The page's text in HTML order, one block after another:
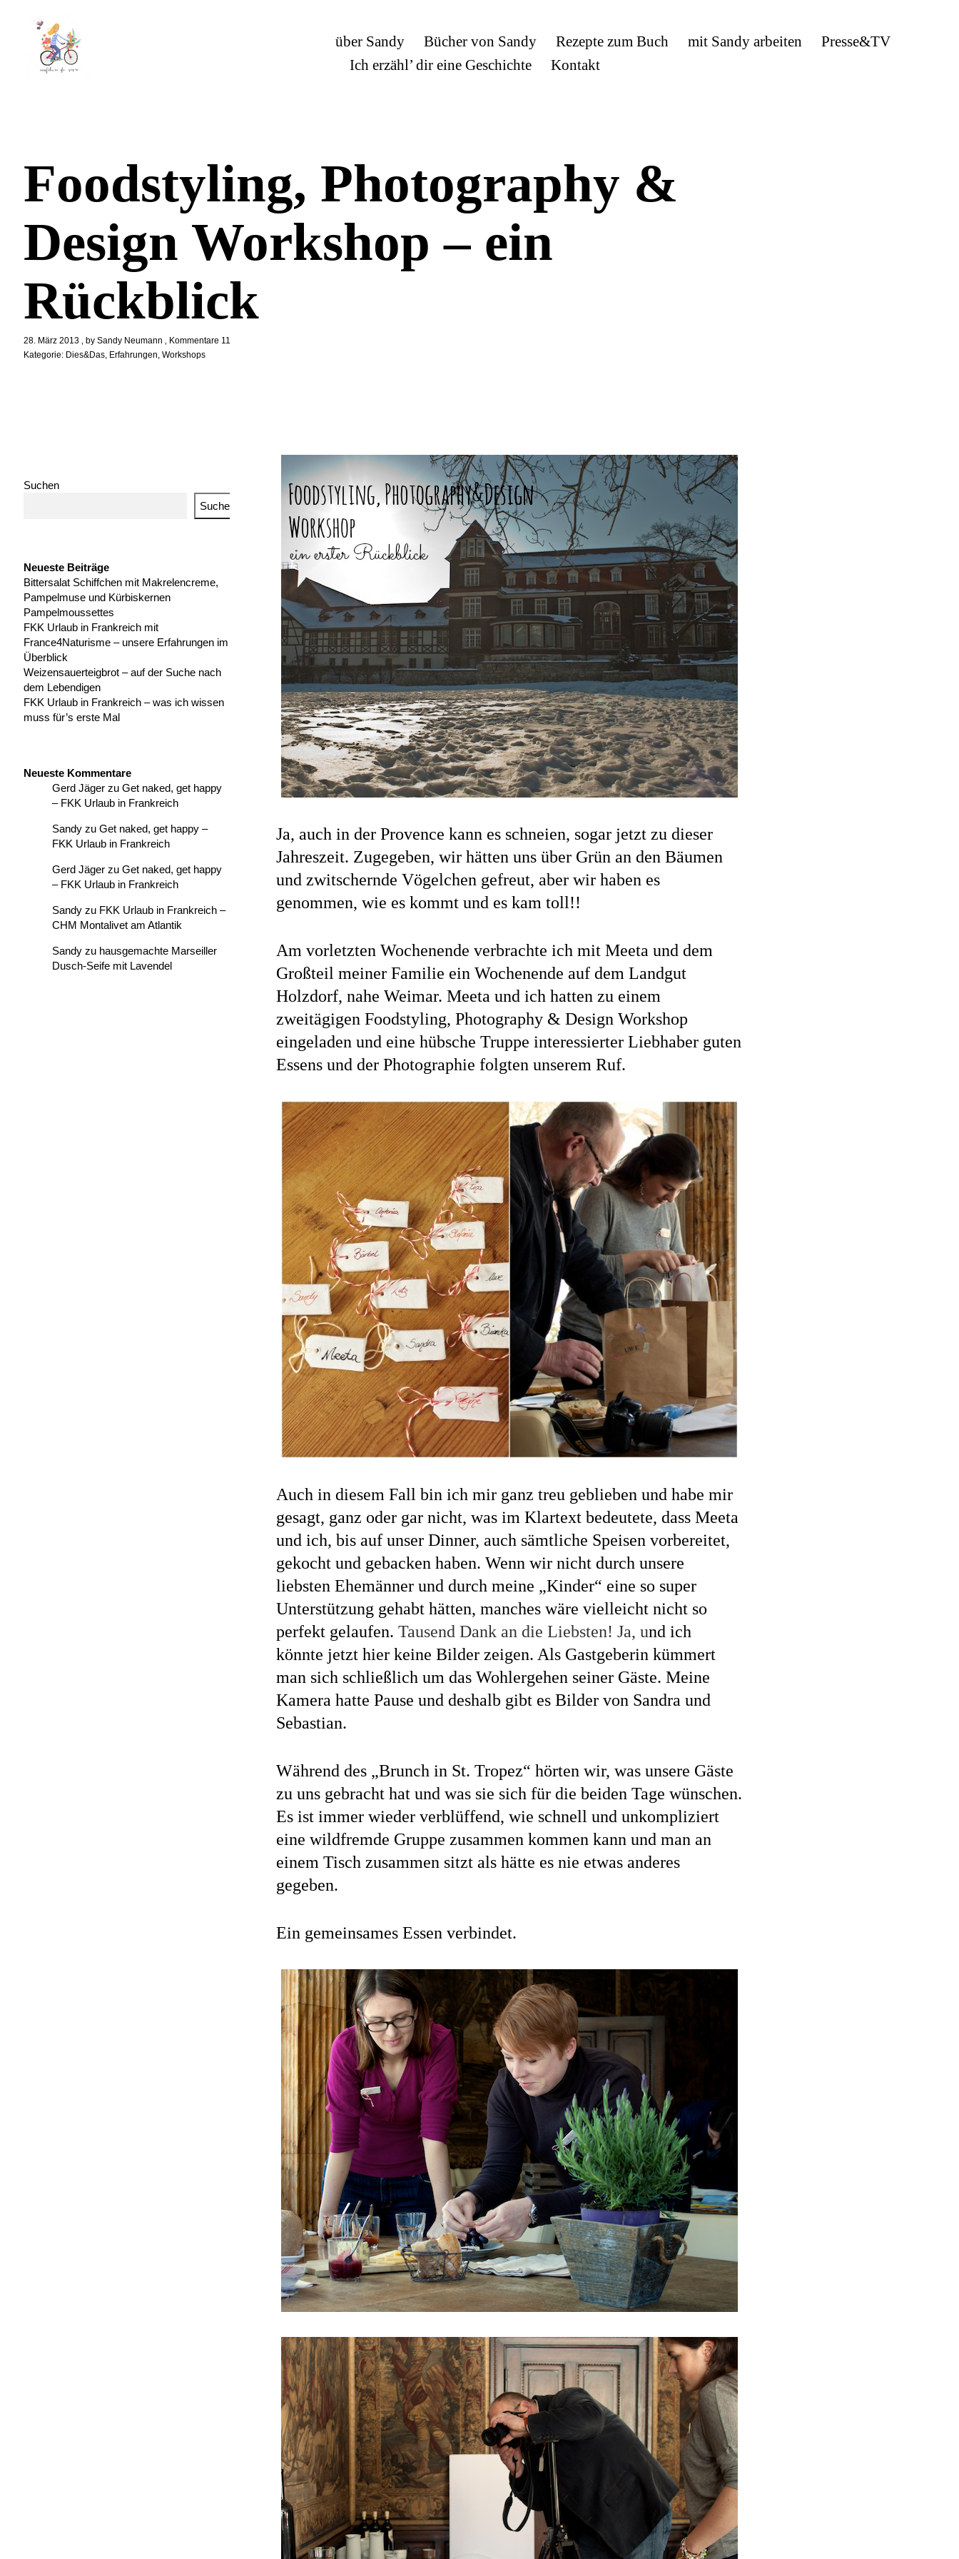
über Sandy Bücher von Sandy Rezepte zum Buch mit Sandy arbeiten
Presse&TV
Ich erzähl’ dir eine Geschichte
Kontakt
Foodstyling, Photography &
Design Workshop – ein
Rückblick
28. März 2013 by Sandy Neumann
Kommentare 11
Kategorie: Dies&Das, Erfahrungen, Workshops
Ja, auch in der Provence kann es schneien, sogar jetzt zu dieser
Jahreszeit. Zugegeben, wir hätten uns über Grün an den Bäumen
und zwitschernde Vögelchen gefreut, aber wir haben es
genommen, wie es kommt und es kam toll!!
Am vorletzten Wochenende verbrachte ich mit Meeta und dem
Großteil meiner Familie ein Wochenende auf dem Landgut
Holzdorf, nahe Weimar. Meeta und ich hatten zu einem
zweitägigen Foodstyling, Photography & Design Workshop
eingeladen und eine hübsche Truppe interessierter Liebhaber guten
Essens und der Photographie folgten unserem Ruf.
Auch in diesem Fall bin ich mir ganz treu geblieben und habe mir
gesagt, ganz oder gar nicht, was im Klartext bedeutete, dass Meeta
und ich, bis auf unser Dinner, auch sämtliche Speisen vorbereitet,
gekocht und gebacken haben. Wenn wir nicht durch unsere
liebsten Ehemänner und durch meine „Kinder“ eine so super
Unterstützung gehabt hätten, manches wäre vielleicht nicht so
perfekt gelaufen.Tausend Dank an die Liebsten! Ja, und ich
könnte jetzt hier keine Bilder zeigen. Als Gastgeberin kümmert
man sich schließlich um das Wohlergehen seiner Gäste. Meine
Kamera hatte Pause und deshalb gibt es Bilder von Sandra und
Sebastian.
Während des „Brunch in St. Tropez“ hörten wir, was unsere Gäste
zu uns gebracht hat und was sie sich für die beiden Tage wünschen.
Es ist immer wieder verblüffend, wie schnell und unkompliziert
eine wildfremde Gruppe zusammen kommen kann und man an
einem Tisch zusammen sitzt als hätte es nie etwas anderes
gegeben.
Ein gemeinsames Essen verbindet.
Suchen
Suchen
Neueste Beiträge
Bittersalat Schiffchen mit Makrelencreme,
Pampelmuse und Kürbiskernen
Pampelmoussettes
FKK Urlaub in Frankreich mit
France4Naturisme – unsere Erfahrungen im
Überblick
Weizensauerteigbrot – auf der Suche nach
dem Lebendigen
FKK Urlaub in Frankreich – was ich wissen
muss für’s erste Mal
Neueste Kommentare
Gerd Jägerzu Get naked, get happy
– FKK Urlaub in Frankreich
Sandyzu Get naked, get happy –
FKK Urlaub in Frankreich
Gerd Jägerzu Get naked, get happy
– FKK Urlaub in Frankreich
Sandyzu FKK Urlaub in Frankreich –
CHM Montalivet am Atlantik
Sandyzu hausgemachte Marseiller
Dusch-Seife mit Lavendel